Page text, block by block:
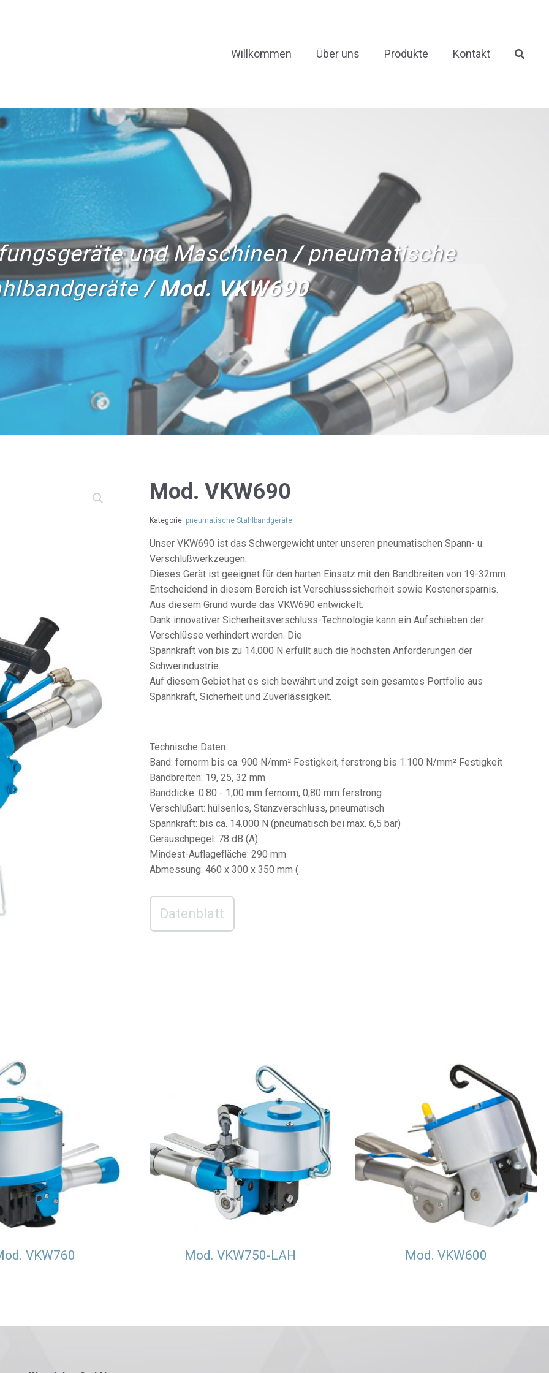
Willkommen Über uns Produkte Kontakt
und Maschinen/pneumatische
/ Mod. VKW690
Mod. VKW690
Kategorie: pneumatische Stahlbandgeräte
Unser VKW690 ist das Schwergewicht unter unseren pneumatischen Spann- u.
Verschlußwerkzeugen.
Dieses Gerät ist geeignet für den harten Einsatz mit den Bandbreiten von 19-32mm.
Entscheidend in diesem Bereich ist Verschlusssicherheit sowie Kostenersparnis.
Aus diesem Grund wurde das VKW690 entwickelt.
Dank innovativer Sicherheitsverschluss-Technologie kann ein Aufschieben der
Verschlüsse verhindert werden. Die
Spannkraft von bis zu 14.000 N erfüllt auch die höchsten Anforderungen der
Schwerindustrie.
Auf diesem Gebiet hat es sich bewährt und zeigt sein gesamtes Portfolio aus
Spannkraft, Sicherheit und Zuverlässigkeit.
Technische Daten
Band: fernorm bis ca. 900 N/mm² Festigkeit, ferstrong bis 1.100 N/mm² Festigkeit
Bandbreiten: 19, 25, 32 mm
Banddicke: 0.80 - 1,00 mm fernorm, 0,80 mm ferstrong
Verschlußart: hülsenlos, Stanzverschluss, pneumatisch
Spannkraft: bis ca. 14.000 N (pneumatisch bei max. 6,5 bar)
Geräuschpegel: 78 dB (A)
Mindest-Auflagefläche: 290 mm
Abmessung: 460 x 300 x 350 mm (
Datenblatt
VKW760 Mod. VKW750-LAH Mod. VKW600